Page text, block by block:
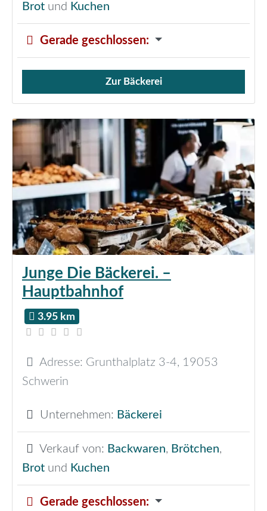
Brot und Kuchen
Gerade geschlossen:
Verkauf von Brötchen,
Zur Bäckerei
Junge Die Bäckerei. –
Hauptbahnhof
3.95 km
Adresse: Grunthalplatz 3-4, 19053
Schwerin
Unternehmen: Bäckerei
Verkauf von: Backwaren, Brötchen,
Brot und Kuchen
Gerade geschlossen: